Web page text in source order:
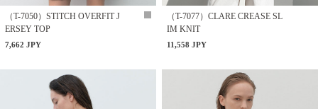
（T-7050）STITCH OVERFIT J
ERSEY TOP
7,662 JPY
（T-7077）CLARE CREASE SL
IM KNIT
11,558 JPY